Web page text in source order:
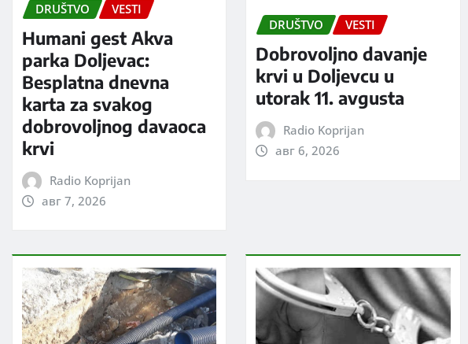
DRUŠTVO VESTI
Humani gest Akva
parka Doljevac:
Besplatna dnevna
karta za svakog
dobrovoljnog davaoca
krvi
Radio Koprijan
авг 7, 2026
DRUŠTVO VESTI
Dobrovoljno davanje
krvi u Doljevcu u
utorak 11. avgusta
Radio Koprijan
авг 6, 2026